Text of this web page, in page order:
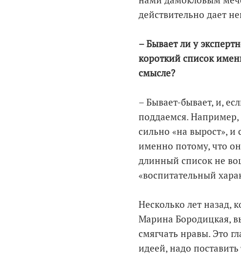
действительно дает
– Бывает ли у
короткий список
смысле?
– Бывает-бывает, и,
поддаемся.
сильно «на вырост», и
именно потому, что
длинный список не
«воспитательный
Несколько лет назад,
Марина Бородицкая,
смягчать нравы. Это
идеей, надо